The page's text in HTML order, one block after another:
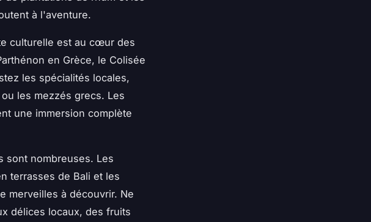
à l'aventure.
culturelle est au cœur des
en Grèce, le Colisée
les spécialités locales,
les mezzés grecs. Les
une immersion complète
sont nombreuses. Les
terrasses de Bali et les
merveilles à découvrir. Ne
délices locaux, des fruits